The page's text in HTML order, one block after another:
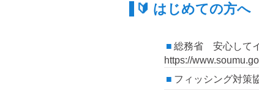
🔰 はじめての方へ
総務省 安心して
https://
フィッシング対